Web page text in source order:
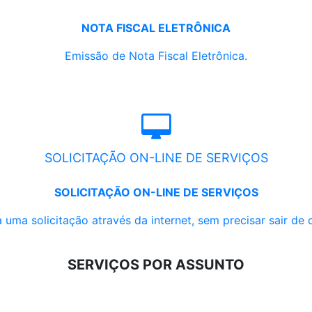
NOTA FISCAL ELETRÔNICA
Emissão de Nota Fiscal Eletrônica.
SOLICITAÇÃO ON-LINE DE SERVIÇOS
SOLICITAÇÃO ON-LINE DE SERVIÇOS
uma solicitação através da internet, sem precisar sair de
SERVIÇOS POR ASSUNTO